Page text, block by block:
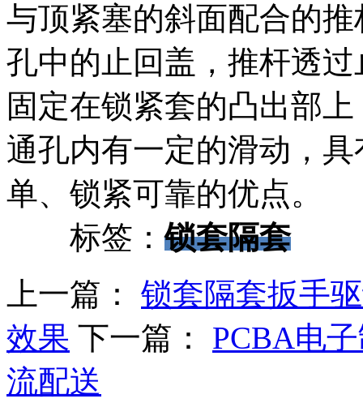
与顶紧塞的斜面配合的
孔中的止回盖，推杆透
固定在锁紧套的凸出部
通孔内有一定的滑动，
单、锁紧可靠的优点。
标签：锁套隔套
上一篇： 锁套隔套扳手
效果 下一篇： PCBA电
流配送